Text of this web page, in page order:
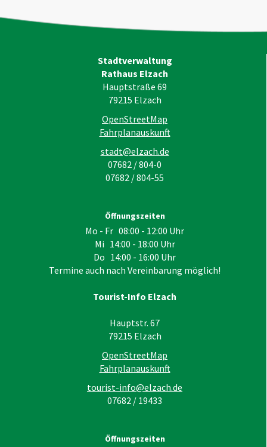
Stadtverwaltung
Rathaus Elzach
Hauptstraße 69
79215 Elzach
OpenStreetMap
Fahrplanauskunft
stadt@elzach.de
07682 / 804-0
07682 / 804-55
Öffnungszeiten
Mo - Fr 08:00 - 12:00 Uhr
Mi 14:00 - 18:00 Uhr
Do 14:00 - 16:00 Uhr
Termine auch nach Vereinbarung möglich!
Tourist-Info Elzach
Hauptstr. 67
79215 Elzach
OpenStreetMap
Fahrplanauskunft
tourist-info@elzach.de
07682 / 19433
Öffnungszeiten